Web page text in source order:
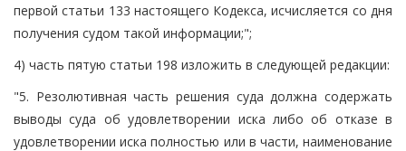
первой статьи 133 настоящего Кодекса, исчисляется со дня
получения судом такой информации;";
4) часть пятую статьи 198 изложить в следующей редакции:
"5. Резолютивная часть решения суда должна содержать
выводы суда об удовлетворении иска либо об отказе в
удовлетворении иска полностью или в части, наименование